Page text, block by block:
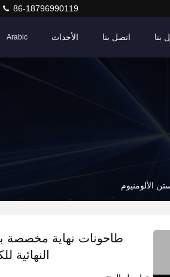
86-18796990119
بنا اتصل بنا الأحداث Arabic
النهائية